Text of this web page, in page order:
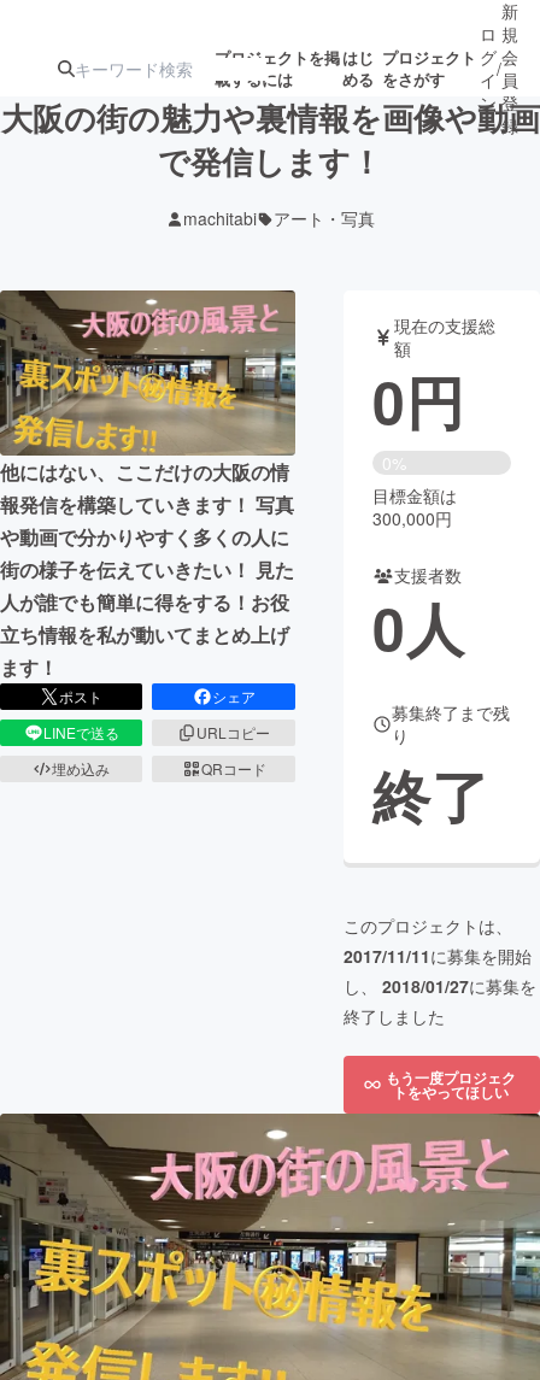
プロジェクトを掲
載するには
はじ
める
プロジェクト
をさがす
ジェクト
募集終了が近いプ
ロジェクト
アート・写真 音楽
テクノロジー・ガジェット ゲーム・サ
映像・映画 書籍・雑誌
ビジネス・起業 チャレンジ
まちづくり・地域活性化
CAMPFIRE Creation
CAMPFIREふるさと納税
ロ
グ
イ
ン
/
新
規
会
員
登
録
大阪の街の魅力や裏情報を画像や動画
で発信します！
machitabi アート・写真
他にはない、ここだけの大阪の情
報発信を構築していきます！ 写真
や動画で分かりやすく多くの人に
街の様子を伝えていきたい！ 見た
人が誰でも簡単に得をする！お役
立ち情報を私が動いてまとめ上げ
ます！
ポスト
シェア
LINEで送る
URLコピー
埋め込み
QRコード
現在の支援総
額
0円
0%
目標金額は
300,000円
支援者数
0人
募集終了まで残
り
終了
このプロジェクトは、
2017/11/11に募集を開始
し、 2018/01/27に募集を
終了しました
もう一度プロジェク
トをやってほしい